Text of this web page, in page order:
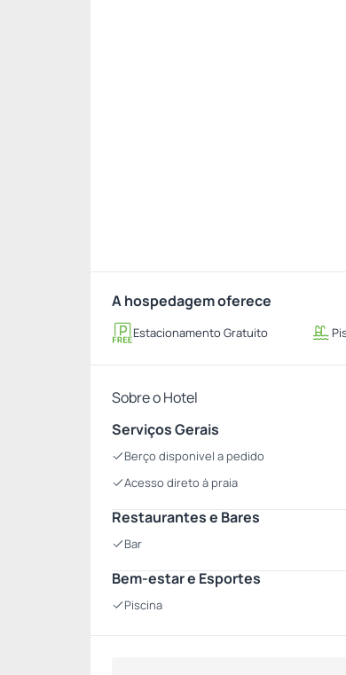
A hospedagem oferece
Estacionamento Gratuito
Sobre o Hotel
Serviços Gerais
Berço disponivel a pedido
Acesso direto à praia
Restaurantes e Bares
Bar
Bem-estar e Esportes
Piscina